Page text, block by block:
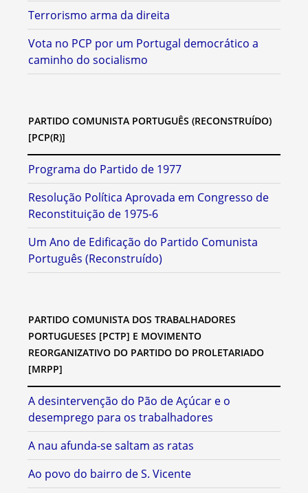
Terrorismo arma da direita
Vota no PCP por um Portugal democrático a
caminho do socialismo
PARTIDO COMUNISTA PORTUGUÊS (RECONSTRUÍDO)
[PCP(R)]
Programa do Partido de 1977
Resolução Política Aprovada em Congresso de
Reconstituição de 1975-6
Um Ano de Edificação do Partido Comunista
Português (Reconstruído)
PARTIDO COMUNISTA DOS TRABALHADORES
PORTUGUESES [PCTP] E MOVIMENTO
REORGANIZATIVO DO PARTIDO DO PROLETARIADO
[MRPP]
A desintervenção do Pão de Açúcar e o
desemprego para os trabalhadores
A nau afunda-se saltam as ratas
Ao povo do bairro de S. Vicente